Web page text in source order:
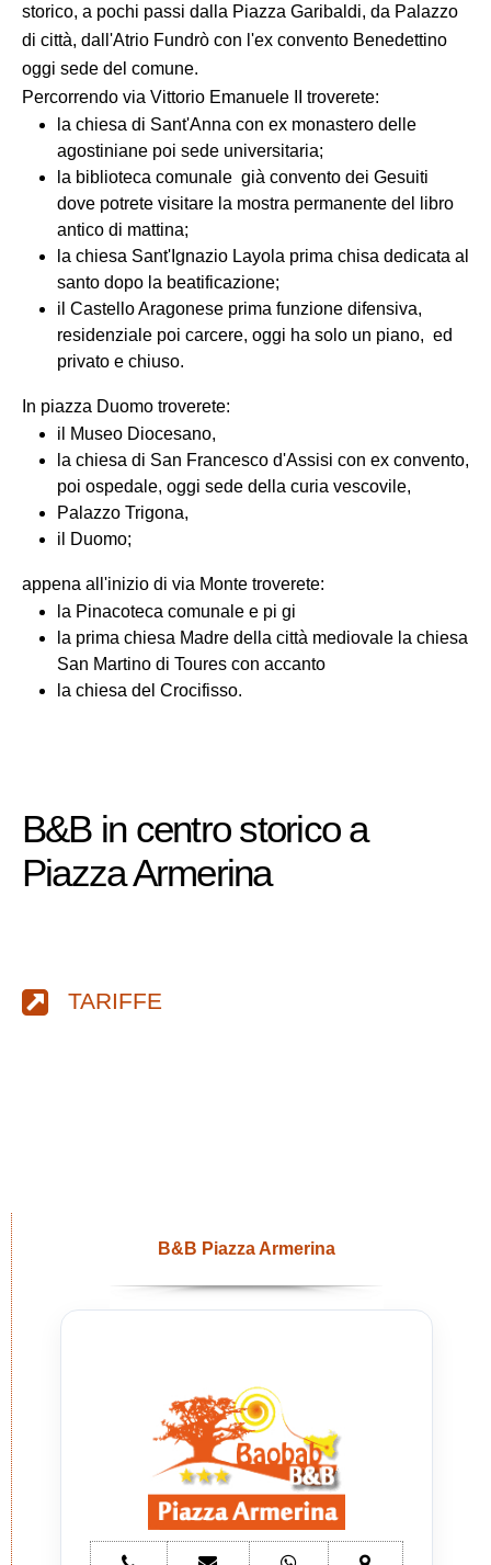
storico, a pochi passi dalla Piazza Garibaldi, da Palazzo
di città, dall'Atrio Fundrò con l'ex convento Benedettino
oggi sede del comune.
Percorrendo via Vittorio Emanuele II troverete:
la chiesa di Sant'Anna con ex monastero delle
agostiniane poi sede universitaria;
la biblioteca comunale già convento dei Gesuiti
dove potrete visitare la mostra permanente del libro
antico di mattina;
la chiesa Sant'Ignazio Layola prima chisa dedicata al
santo dopo la beatificazione;
il Castello Aragonese prima funzione difensiva,
residenziale poi carcere, oggi ha solo un piano, ed
privato e chiuso.
In piazza Duomo troverete:
il Museo Diocesano,
la chiesa di San Francesco d'Assisi con ex convento,
poi ospedale, oggi sede della curia vescovile,
Palazzo Trigona,
il Duomo;
appena all'inizio di via Monte troverete:
la Pinacoteca comunale e pi gi
la prima chiesa Madre della città mediovale la chiesa
San Martino di Toures con accanto
la chiesa del Crocifisso.
B&B in centro storico a
Piazza Armerina
TARIFFE
B&B Piazza Armerina
telefono e- whatsapp mappa